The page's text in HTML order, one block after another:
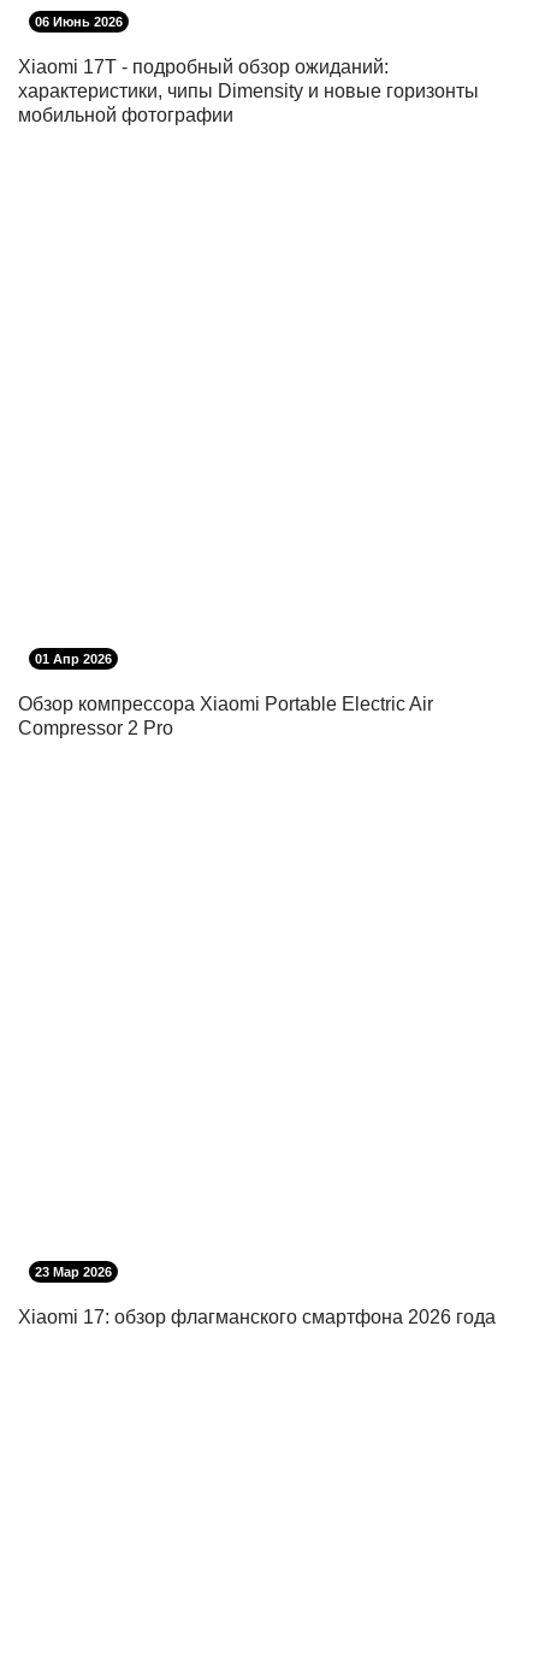
06 Июнь 2026
Xiaomi 17T - подробный обзор ожиданий:
характеристики, чипы Dimensity и новые горизонты
мобильной фотографии
01 Апр 2026
Обзор компрессора Xiaomi Portable Electric Air
Compressor 2 Pro
23 Мар 2026
Xiaomi 17: обзор флагманского смартфона 2026 года